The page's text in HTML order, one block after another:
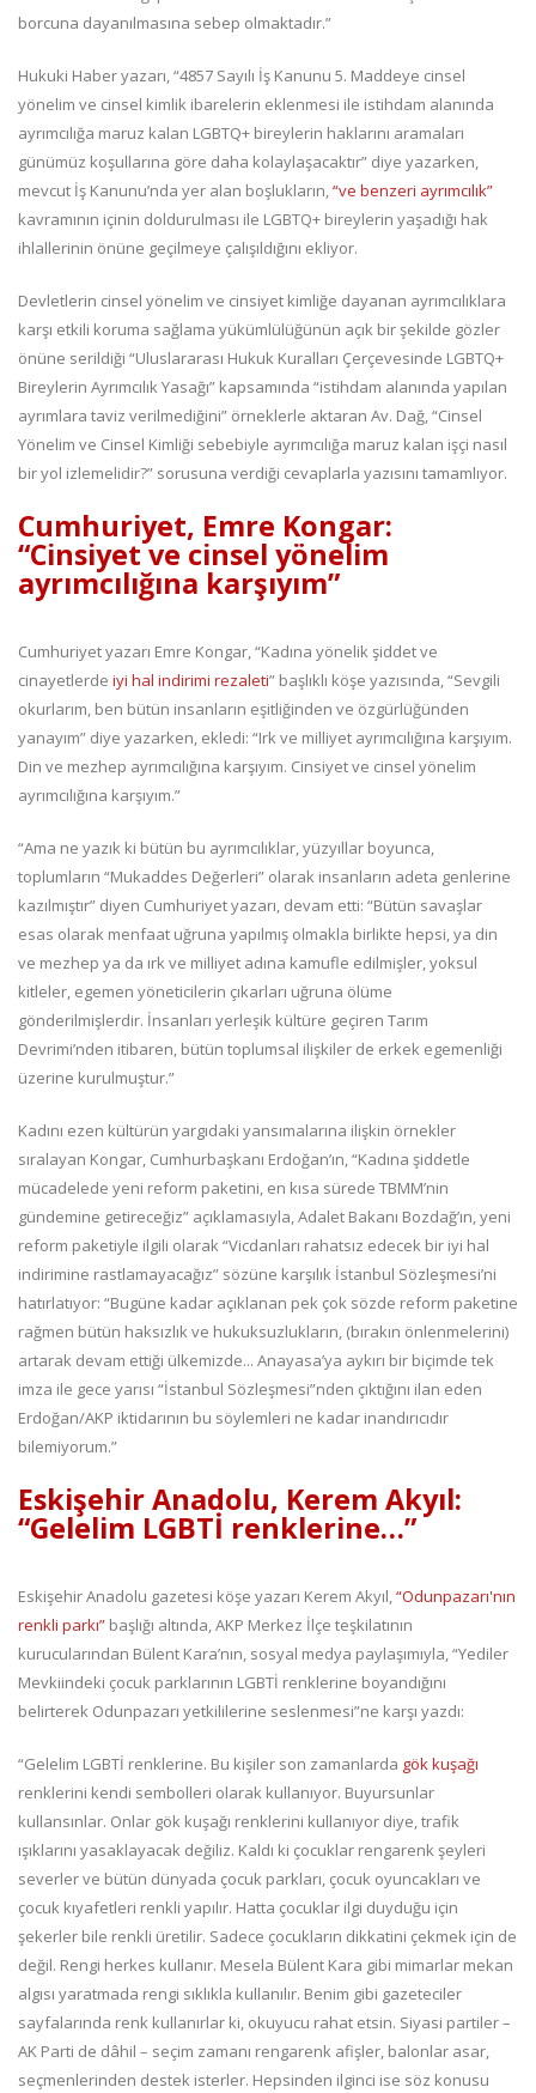
borcuna dayanılmasına sebep olmaktadır.”
Hukuki Haber yazarı, “4857 Sayılı İş Kanunu 5. Maddeye cinsel
yönelim ve cinsel kimlik ibarelerin eklenmesi ile istihdam alanında
ayrımcılığa maruz kalan LGBTQ+ bireylerin haklarını aramaları
günümüz koşullarına göre daha kolaylaşacaktır” diye yazarken,
mevcut İş Kanunu’nda yer alan boşlukların,“ve benzeri ayrımcılık”
kavramının içinin doldurulması ile LGBTQ+ bireylerin yaşadığı hak
ihlallerinin önüne geçilmeye çalışıldığını ekliyor.
Devletlerin cinsel yönelim ve cinsiyet kimliğe dayanan ayrımcılıklara
karşı etkili koruma sağlama yükümlülüğünün açık bir şekilde gözler
önüne serildiği “Uluslararası Hukuk Kuralları Çerçevesinde LGBTQ+
Bireylerin Ayrımcılık Yasağı” kapsamında “istihdam alanında yapılan
ayrımlara taviz verilmediğini” örneklerle aktaran Av. Dağ, “Cinsel
Yönelim ve Cinsel Kimliği sebebiyle ayrımcılığa maruz kalan işçi nasıl
bir yol izlemelidir?” sorusuna verdiği cevaplarla yazısını tamamlıyor.
Cumhuriyet, Emre Kongar:
“Cinsiyet ve cinsel yönelim
ayrımcılığına karşıyım”
Cumhuriyet yazarı Emre Kongar, “Kadına yönelik şiddet ve
cinayetlerde iyi hal indirimi rezaleti” başlıklı köşe yazısında, “Sevgili
okurlarım, ben bütün insanların eşitliğinden ve özgürlüğünden
yanayım” diye yazarken, ekledi: “Irk ve milliyet ayrımcılığına karşıyım.
Din ve mezhep ayrımcılığına karşıyım. Cinsiyet ve cinsel yönelim
ayrımcılığına karşıyım.”
“Ama ne yazık ki bütün bu ayrımcılıklar, yüzyıllar boyunca,
toplumların “Mukaddes Değerleri” olarak insanların adeta genlerine
kazılmıştır” diyen Cumhuriyet yazarı, devam etti: “Bütün savaşlar
esas olarak menfaat uğruna yapılmış olmakla birlikte hepsi, ya din
ve mezhep ya da ırk ve milliyet adına kamufle edilmişler, yoksul
kitleler, egemen yöneticilerin çıkarları uğruna ölüme
gönderilmişlerdir. İnsanları yerleşik kültüre geçiren Tarım
Devrimi’nden itibaren, bütün toplumsal ilişkiler de erkek egemenliği
üzerine kurulmuştur.”
Kadını ezen kültürün yargıdaki yansımalarına ilişkin örnekler
sıralayan Kongar, Cumhurbaşkanı Erdoğan’ın, “Kadına şiddetle
mücadelede yeni reform paketini, en kısa sürede TBMM’nin
gündemine getireceğiz” açıklamasıyla, Adalet Bakanı Bozdağ’ın, yeni
reform paketiyle ilgili olarak “Vicdanları rahatsız edecek bir iyi hal
indirimine rastlamayacağız” sözüne karşılık İstanbul Sözleşmesi’ni
hatırlatıyor: “Bugüne kadar açıklanan pek çok sözde reform paketine
rağmen bütün haksızlık ve hukuksuzlukların, (bırakın önlenmelerini)
artarak devam ettiği ülkemizde... Anayasa’ya aykırı bir biçimde tek
imza ile gece yarısı “İstanbul Sözleşmesi”nden çıktığını ilan eden
Erdoğan/AKP iktidarının bu söylemleri ne kadar inandırıcıdır
bilemiyorum.”
Eskişehir Anadolu, Kerem Akyıl:
“Gelelim LGBTİ renklerine…”
Eskişehir Anadolu gazetesi köşe yazarı Kerem Akyıl,“Odunpazarı'nın
renkli parkı” başlığı altında, AKP Merkez İlçe teşkilatının
kurucularından Bülent Kara’nın, sosyal medya paylaşımıyla, “Yediler
Mevkiindeki çocuk parklarının LGBTİ renklerine boyandığını
belirterek Odunpazarı yetkililerine seslenmesi”ne karşı yazdı:
“Gelelim LGBTİ renklerine. Bu kişiler son zamanlarda gök kuşağı
renklerini kendi sembolleri olarak kullanıyor. Buyursunlar
kullansınlar. Onlar gök kuşağı renklerini kullanıyor diye, trafik
ışıklarını yasaklayacak değiliz. Kaldı ki çocuklar rengarenk şeyleri
severler ve bütün dünyada çocuk parkları, çocuk oyuncakları ve
çocuk kıyafetleri renkli yapılır. Hatta çocuklar ilgi duyduğu için
şekerler bile renkli üretilir. Sadece çocukların dikkatini çekmek için de
değil. Rengi herkes kullanır. Mesela Bülent Kara gibi mimarlar mekan
algısı yaratmada rengi sıklıkla kullanılır. Benim gibi gazeteciler
sayfalarında renk kullanırlar ki, okuyucu rahat etsin. Siyasi partiler –
AK Parti de dâhil – seçim zamanı rengarenk afişler, balonlar asar,
seçmenlerinden destek isterler. Hepsinden ilginci ise söz konusu